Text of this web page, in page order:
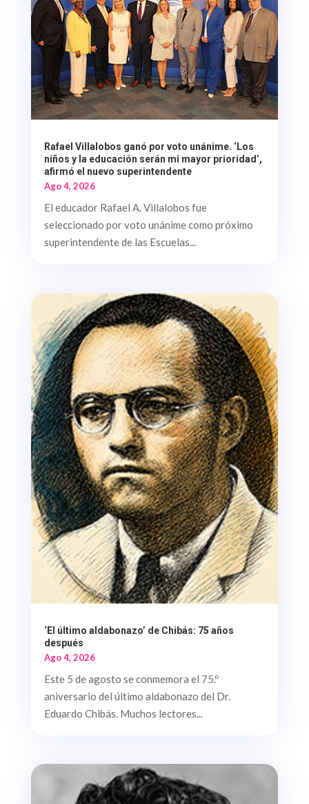
Rafael Villalobos ganó por voto unánime. ‘Los
niños y la educación serán mi mayor prioridad’,
afirmó el nuevo superintendente
Ago 4, 2026
El educador Rafael A. Villalobos fue
seleccionado por voto unánime como próximo
superintendente de las Escuelas...
‘El último aldabonazo’ de Chibás: 75 años
después
Ago 4, 2026
Este 5 de agosto se conmemora el 75.º
aniversario del último aldabonazo del Dr.
Eduardo Chibás. Muchos lectores...